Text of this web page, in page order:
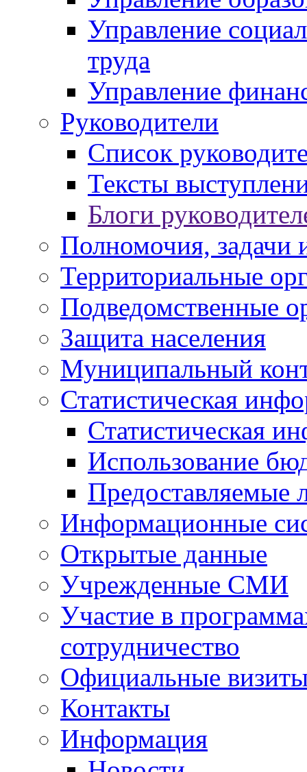
Управление
труда
Управление
Руководители
Список
Тексты
Блоги
Полномочия, задачи
Территориальные
Подведомственные
Защита населения
Муниципальный
Статистическая
Статистическая
Использование
Предоставляемые
Информационные
Открытые данные
Учрежденные СМИ
Участие в
сотрудничество
Официальные
Контакты
Информация